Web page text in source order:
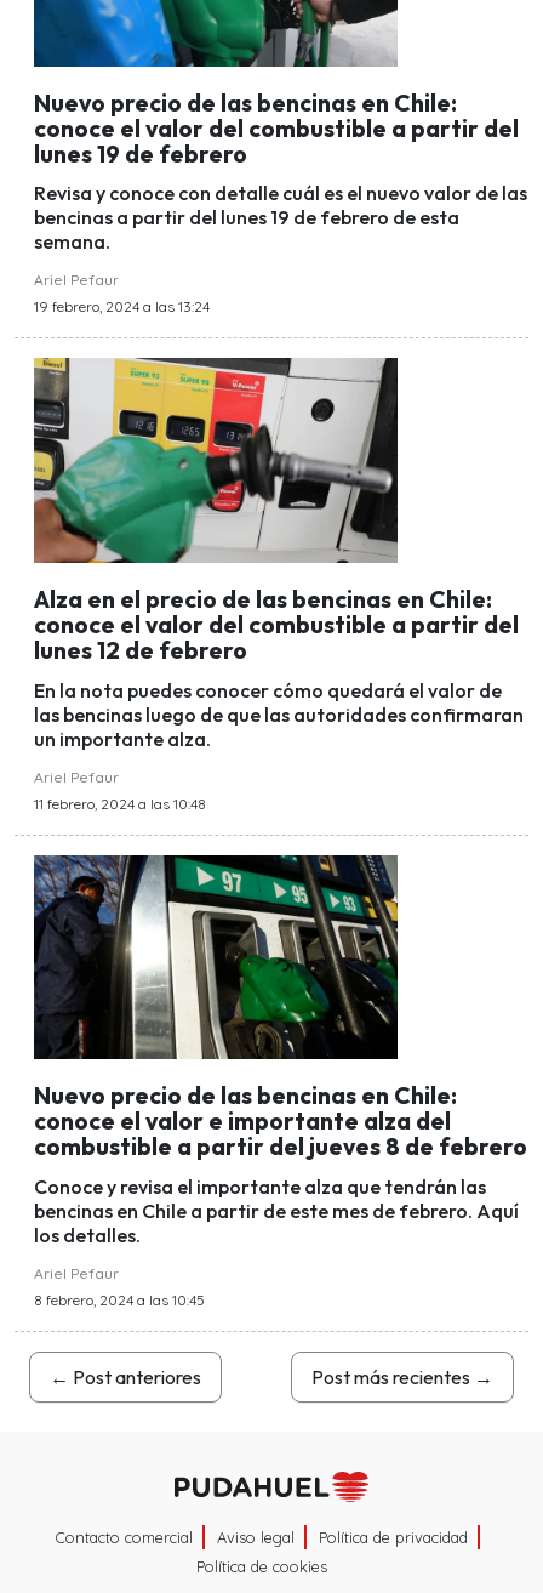
Nuevo precio de las bencinas en Chile:
conoce el valor del combustible a partir del
lunes 19 de febrero
Revisa y conoce con detalle cuál es el nuevo valor de las
bencinas a partir del lunes 19 de febrero de esta
semana.
Ariel Pefaur
19 febrero, 2024 a las 13:24
Alza en el precio de las bencinas en Chile:
conoce el valor del combustible a partir del
lunes 12 de febrero
En la nota puedes conocer cómo quedará el valor de
las bencinas luego de que las autoridades confirmaran
un importante alza.
Ariel Pefaur
11 febrero, 2024 a las 10:48
Nuevo precio de las bencinas en Chile:
conoce el valor e importante alza del
combustible a partir del jueves 8 de febrero
Conoce y revisa el importante alza que tendrán las
bencinas en Chile a partir de este mes de febrero. Aquí
los detalles.
Ariel Pefaur
8 febrero, 2024 a las 10:45
← Post anteriores Post más recientes →
Contacto comercial Aviso legal
Política de privacidad
Política de cookies